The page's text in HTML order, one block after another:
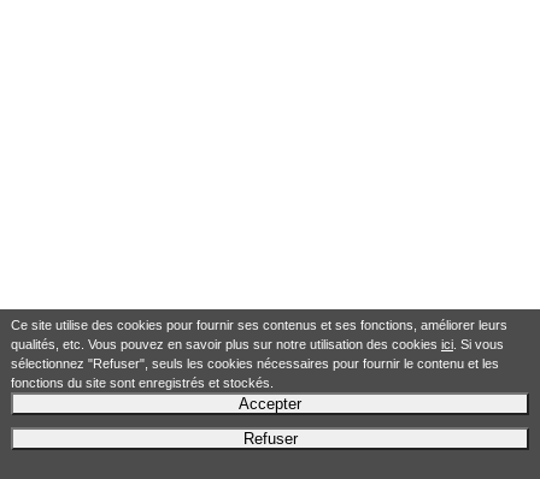
Ce site utilise des cookies pour fournir ses contenus et ses fonctions, améliorer leurs
qualités, etc. Vous pouvez en savoir plus sur notre utilisation des cookies ici. Si vous
sélectionnez "Refuser", seuls les cookies nécessaires pour fournir le contenu et les
fonctions du site sont enregistrés et stockés.
Accepter
Refuser